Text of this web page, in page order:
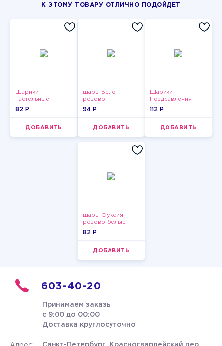
К ЭТОМУ ТОВАРУ ОТЛИЧНО ПОДОЙДЕТ
Шарики
пастельные
82 P
ДОБАВИТЬ
шары Бело-
розово-
фиолетово-
94 P
ДОБАВИТЬ
Шарики
Поздравления
112 P
ДОБАВИТЬ
шары Фуксия-
розово-белые
пастельные
82 P
ДОБАВИТЬ
603-40-20
Принимаем заказы
с 9:00 до 00:00
Доставка круглосуточно
Санкт-Петербург, Красногвардейский пер.